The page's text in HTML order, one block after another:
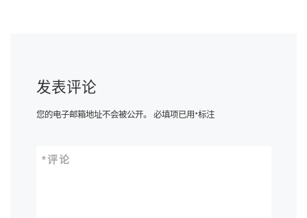
发表评论
您的电子邮箱地址不会被公开。 必填项已用*标注
评论
*